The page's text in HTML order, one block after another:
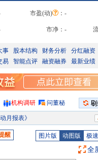
市盈(动) ： -
市净： -
事 股本结构 财务分析 分红融资
易 智能点评 融资融券 最新业绩
机构调研 问董秘
月报表》
数1796.43万股，质押总笔数2笔
数1796.43万股，质押总笔数2笔
醒 图片版 动图版 极
全